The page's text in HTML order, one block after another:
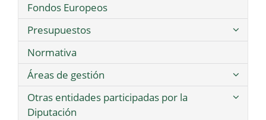
Fondos Europeos
Presupuestos
Normativa
Áreas de gestión
Otras entidades participadas por la
Diputación